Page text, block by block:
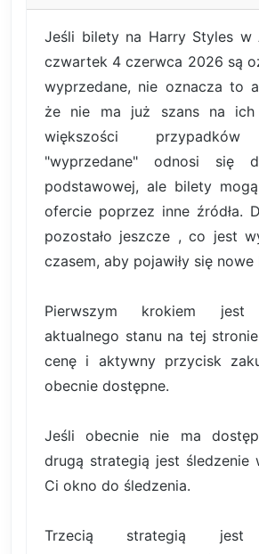
Jeśli bilety na Harry Styles w
czwartek 4 czerwca 2026 są
wyprzedane, nie oznacza to
że nie ma już szans na ich
większości przypadków
"wyprzedane" odnosi się
podstawowej, ale bilety
ofercie poprzez inne źródła.
pozostało jeszcze , co jest
czasem, aby pojawiły się nowe
Pierwszym krokiem jest
aktualnego stanu na tej
cenę i aktywny przycisk
obecnie dostępne.
Jeśli obecnie nie ma
drugą strategią jest śledzenie
Ci okno do śledzenia.
Trzecią strategią jest